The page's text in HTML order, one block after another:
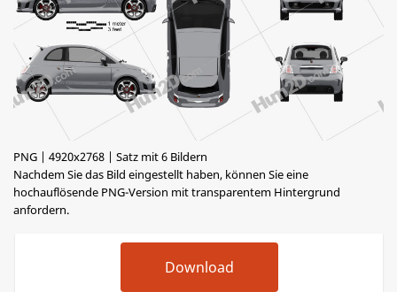
PNG | 4920x2768 | Satz mit 6 Bildern
Nachdem Sie das Bild eingestellt haben, können Sie eine
hochauflösende PNG-Version mit transparentem Hintergrund
anfordern.